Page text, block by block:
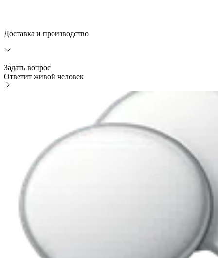
Доставка и производство
Задать вопрос
Ответит живой человек